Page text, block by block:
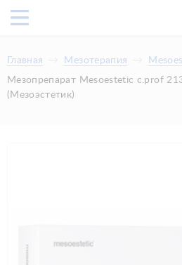
Главная Мезотерапия
Мезопрепарат Mesoestetic c.prof
(Мезоэстетик)